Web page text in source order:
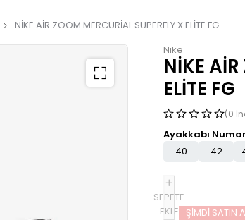
NİKE AİR ZOOM MERCURİAL SUPERFLY X ELİTE FG
Nike
NİKE AİR
ELİTE FG
(0
Ayakkabı
40
42
SEPETE
EKLE
ŞIMDI SATIN